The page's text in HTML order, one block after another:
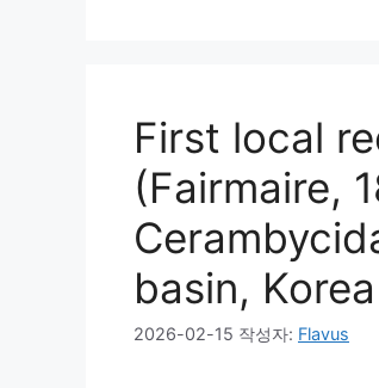
First local
(Fairmaire,
basin, Korea
2026-02-15 작성자: Flavus